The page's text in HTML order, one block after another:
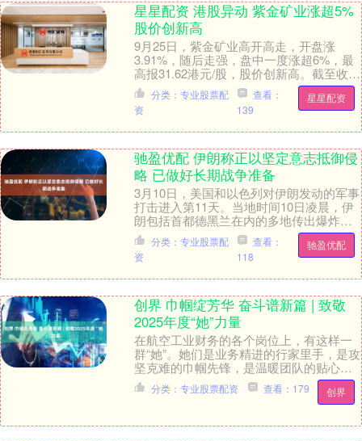
星星配资 港股异动 紫金矿业涨超5%
股价创新高
9月25日，紫金矿业高开高走，开盘涨
3.91%，随后走强，盘中一度涨超6%，最
高报31.62港元/股，股价创新高。截至收
盘，紫金矿业涨5.13%，报31.16港....
星星配资
分类：专业股票配
资
查看：
139
驰盈优配 伊朗称正以坚定意志抵御侵
略 已做好长期战争准备
3月10日，美国和以色列对伊朗发动的军事
打击进入第11天。当地时间10日凌晨，伊
朗包括首都德黑兰在内的多地传出爆炸
声。 总台记者 李健南：我现在正位于伊朗
首都德....
驰盈优配
分类：专业股票配
资
查看：
118
创界 巾帼绽芳华 奋斗谱新篇 | 致敬
2025年度“她”力量
在航空工业财务的各个岗位上，有这样一
群“她”。她们是业务精进的行家里手，是攻
坚克难的巾帼先锋，是温暖团队的贴心伙
伴。她们用专业诠释担当，用智慧点亮价
值，用柔情传....
创界
分类：专业股票配资 查看：179